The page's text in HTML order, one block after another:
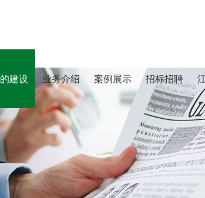
建设 业务介绍 案例展示 招标招聘